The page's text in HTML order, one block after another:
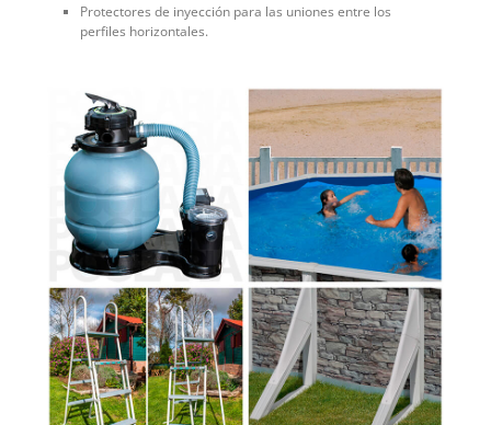
Protectores de inyección para las uniones entre los
perfiles horizontales.